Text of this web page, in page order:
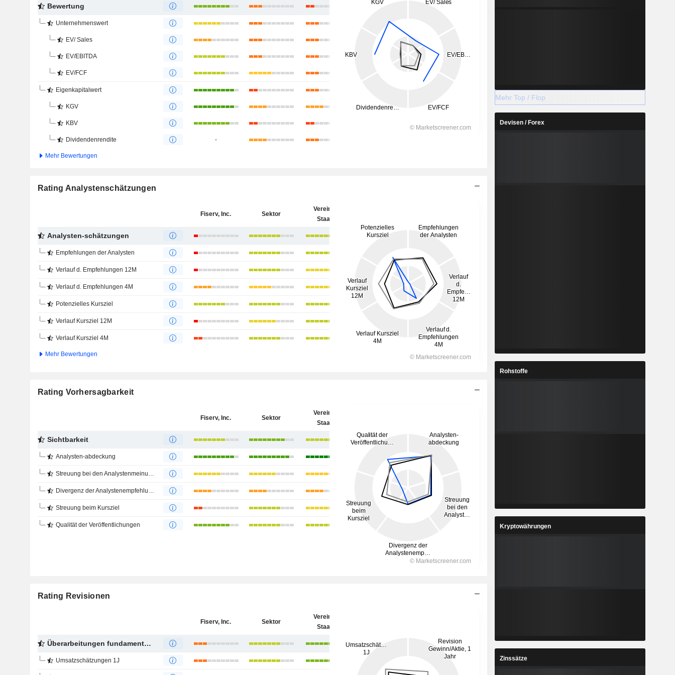
Bewertung
Unternehmenswert
EV/ Sales
EV/EBITDA
EV/FCF
Eigenkapitalwert
KGV
KBV
Dividendenrendite -
Mehr Bewertungen
Rating Analystenschätzungen
Fiserv, Inc. Sektor
Vereinigte
Staaten
Analysten-schätzungen
Empfehlungen der Analysten
Verlauf d. Empfehlungen 12M
Verlauf d. Empfehlungen 4M
Potenzielles Kursziel
Verlauf Kursziel 12M
Verlauf Kursziel 4M
Mehr Bewertungen
Rating Vorhersagbarkeit
Fiserv, Inc. Sektor
Vereinigte
Staaten
Sichtbarkeit
Analysten-abdeckung
Streuung bei den Analystenmeinungen
Divergenz der Analystenempfehlungen
Streuung beim Kursziel
Qualität der Veröffentlichungen
Rating Revisionen
Fiserv, Inc. Sektor
Vereinigte
Staaten
Überarbeitungen fundamentaler Schätzungen
Umsatzschätzungen 1J
Mehr Top / Flop
Devisen / Forex
Rohstoffe
Kryptowährungen
Zinssätze